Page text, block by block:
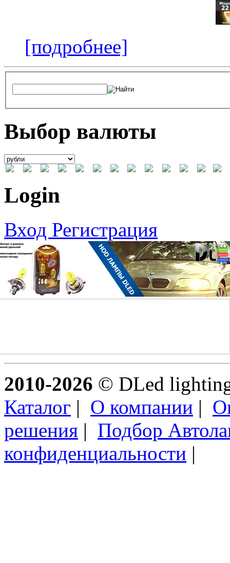
[подробнее]
Выбор валюты
Login
Вход Регистрация
2010-2026 © DLed
Каталог | О компании |
решения | Подбор
конфиденциальности |